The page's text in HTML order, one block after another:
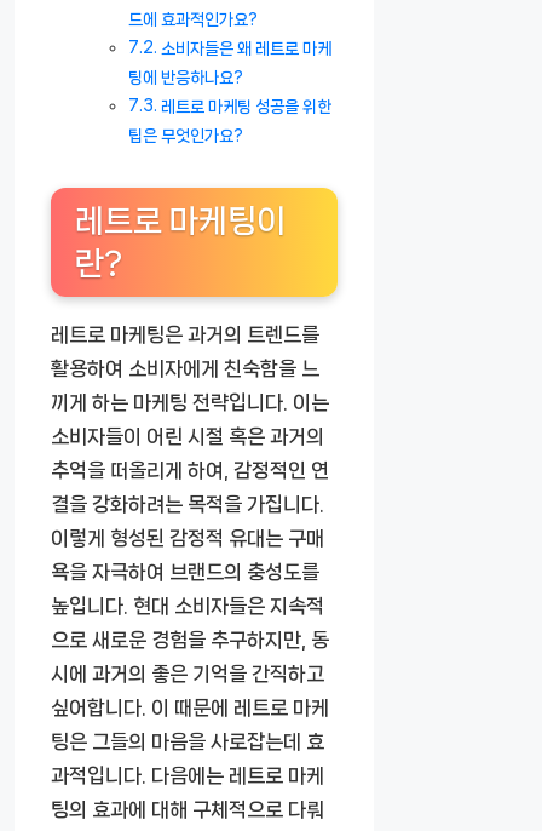
드에 효과적인가요?
소비자들은 왜 레트로 마케
팅에 반응하나요?
레트로 마케팅 성공을 위한
팁은 무엇인가요?
레트로 마케팅이
란?
레트로 마케팅은 과거의 트렌드를
활용하여 소비자에게 친숙함을 느
끼게 하는 마케팅 전략입니다. 이는
소비자들이 어린 시절 혹은 과거의
추억을 떠올리게 하여, 감정적인 연
결을 강화하려는 목적을 가집니다.
이렇게 형성된 감정적 유대는 구매
욕을 자극하여 브랜드의 충성도를
높입니다. 현대 소비자들은 지속적
으로 새로운 경험을 추구하지만, 동
시에 과거의 좋은 기억을 간직하고
싶어합니다. 이 때문에 레트로 마케
팅은 그들의 마음을 사로잡는데 효
과적입니다. 다음에는 레트로 마케
팅의 효과에 대해 구체적으로 다뤄